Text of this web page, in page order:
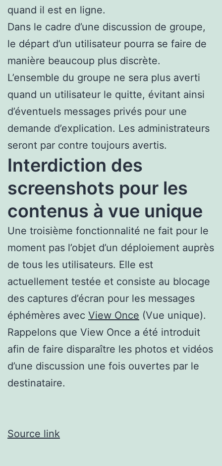
quand il est en ligne.
Dans le cadre d’une discussion de groupe,
le départ d’un utilisateur pourra se faire de
manière beaucoup plus discrète.
L’ensemble du groupe ne sera plus averti
quand un utilisateur le quitte, évitant ainsi
d’éventuels messages privés pour une
demande d’explication. Les administrateurs
seront par contre toujours avertis.
Interdiction des
screenshots pour les
contenus à vue unique
Une troisième fonctionnalité ne fait pour le
moment pas l’objet d’un déploiement auprès
de tous les utilisateurs. Elle est
actuellement testée et consiste au blocage
des captures d’écran pour les messages
éphémères avec View Once (Vue unique).
Rappelons que View Once a été introduit
afin de faire disparaître les photos et vidéos
d’une discussion une fois ouvertes par le
destinataire.
Source link